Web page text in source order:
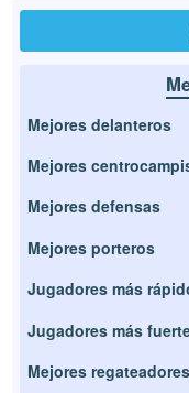
Mejores delanteros
Mejores
Mejores defensas
Mejores porteros
Jugadores más
Jugadores más
Mejores regateadores